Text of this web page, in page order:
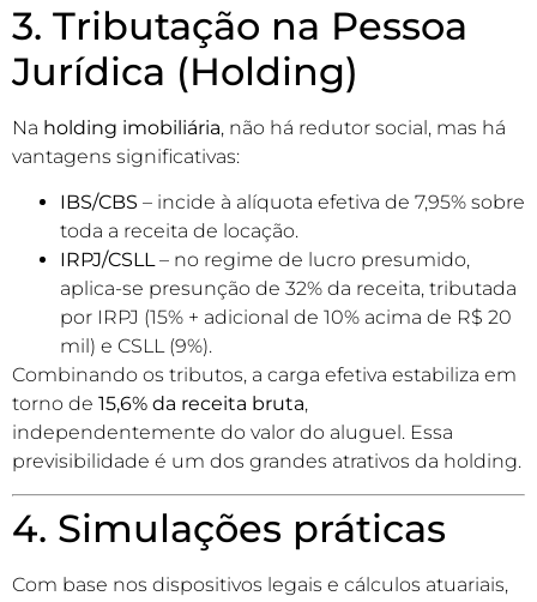
3. Tributação na Pessoa
Jurídica (Holding)
Na holding imobiliária, não há redutor social, mas há
vantagens significativas:
IBS/CBS – incide à alíquota efetiva de 7,95% sobre
toda a receita de locação.
IRPJ/CSLL– no regime de lucro presumido,
aplica-se presunção de 32% da receita, tributada
por IRPJ (15% + adicional de 10% acima de R$ 20
mil) e CSLL (9%).
Combinando os tributos, a carga efetiva estabiliza em
torno de 15,6% da receita bruta,
independentemente do valor do aluguel. Essa
previsibilidade é um dos grandes atrativos da holding.
4. Simulações práticas
Com base nos dispositivos legais e cálculos atuariais,